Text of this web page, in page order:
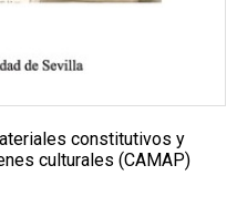
constitutivos y
culturales (CAMAP)